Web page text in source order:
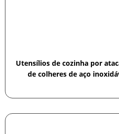
Utensílios de cozinha por
de colheres de aço